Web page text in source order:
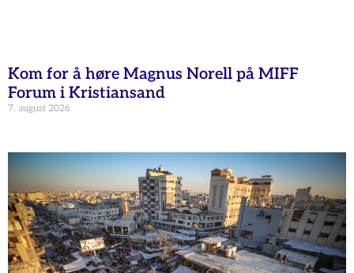
Kom for å høre Magnus Norell på MIFF
Forum i Kristiansand
7. august 2026